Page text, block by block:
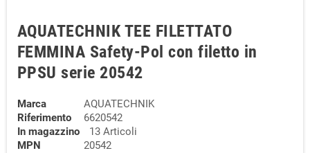
AQUATECHNIK TEE FILETTATO
FEMMINA Safety-Pol con filetto in
PPSU serie 20542
Marca
AQUATECHNIK
Riferimento
6620542
In magazzino
13 Articoli
MPN
20542